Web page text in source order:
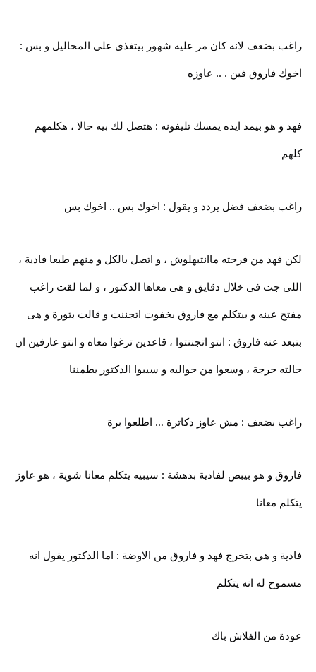
راغب بضعف لانه كان مر عليه شهور بيتغذى على المحاليل و بس :
اخوك فاروق فين . .. عاوزه
فهد و هو بيمد ايده يمسك تليفونه : هتصل لك بيه حالا ، هكلمهم
كلهم
راغب بضعف فضل يردد و يقول : اخوك بس .. اخوك بس
لكن فهد من فرحته ماانتبهلوش ، و اتصل بالكل و منهم طبعا فادية ،
اللى جت فى خلال دقايق و هى معاها الدكتور ، و لما لقت راغب
مفتح عينه و بيتكلم مع فاروق بخفوت اتجننت و قالت بثورة و هى
بتبعد عنه فاروق : انتو اتجننتوا ، قاعدين ترغوا معاه و انتو عارفين ان
حالته حرجة ، وسعوا من حواليه و سيبوا الدكتور يطمننا
راغب بضعف : مش عاوز دكاترة … اطلعوا برة
فاروق و هو بيبص لفادية بدهشة : سيبيه يتكلم معانا شوية ، هو عاوز
يتكلم معانا
فادية و هى بتخرج فهد و فاروق من الاوضة : اما الدكتور يقول انه
مسموح له انه يتكلم
عودة من الفلاش باك